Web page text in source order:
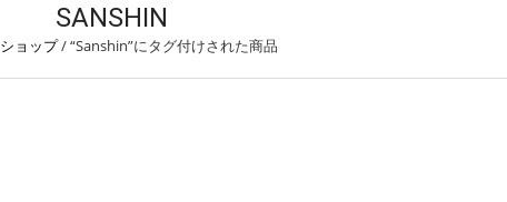
SANSHIN
ショップ/“Sanshin”にタグ付けされた商品